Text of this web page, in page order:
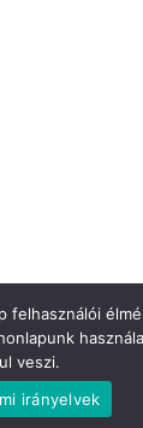
felhasználói
veszi.
irányelvek